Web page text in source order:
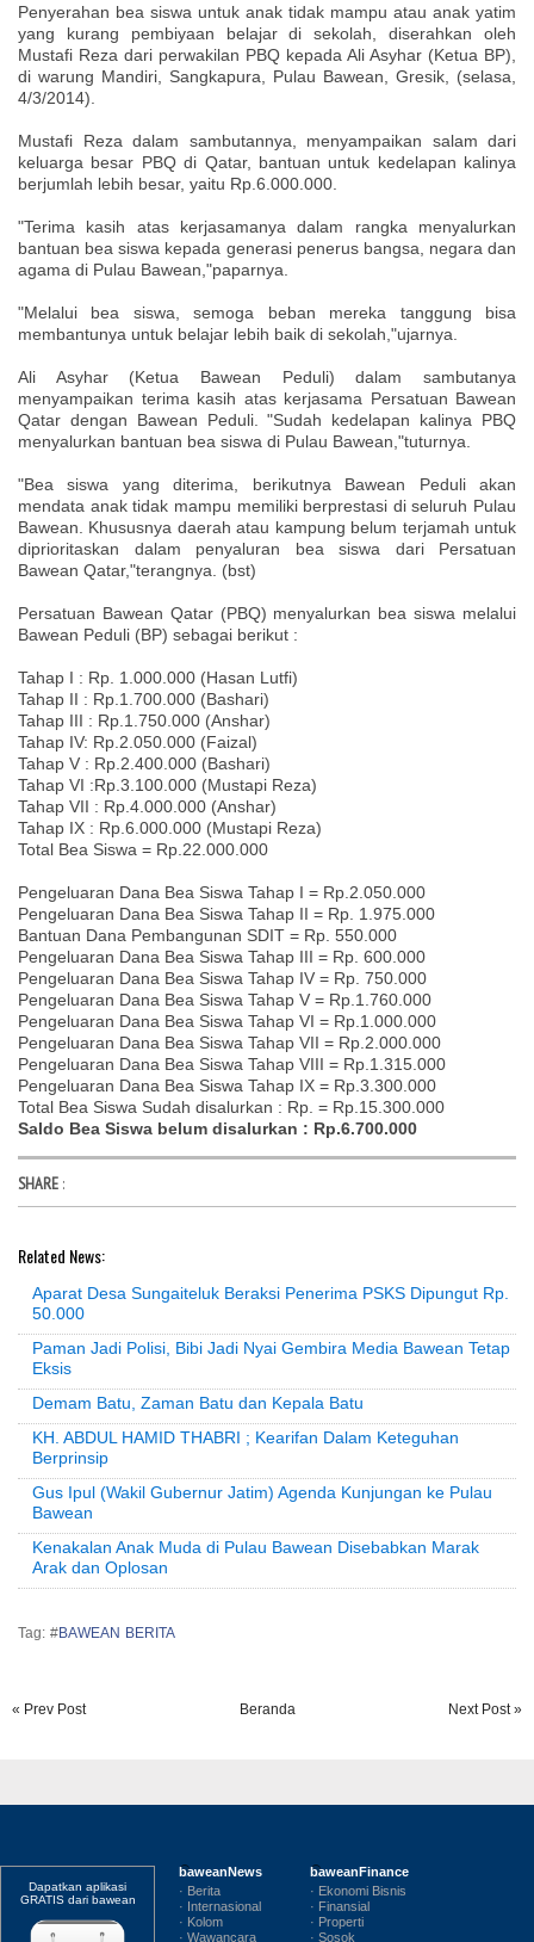
Penyerahan bea siswa untuk anak tidak mampu atau anak yatim
yang kurang pembiyaan belajar di sekolah, diserahkan oleh
Mustafi Reza dari perwakilan PBQ kepada Ali Asyhar (Ketua BP),
di warung Mandiri, Sangkapura, Pulau Bawean, Gresik, (selasa,
4/3/2014).
Mustafi Reza dalam sambutannya, menyampaikan salam dari
keluarga besar PBQ di Qatar, bantuan untuk kedelapan kalinya
berjumlah lebih besar, yaitu Rp.6.000.000.
"Terima kasih atas kerjasamanya dalam rangka menyalurkan
bantuan bea siswa kepada generasi penerus bangsa, negara dan
agama di Pulau Bawean,"paparnya.
"Melalui bea siswa, semoga beban mereka tanggung bisa
membantunya untuk belajar lebih baik di sekolah,"ujarnya.
Ali Asyhar (Ketua Bawean Peduli) dalam sambutanya
menyampaikan terima kasih atas kerjasama Persatuan Bawean
Qatar dengan Bawean Peduli. "Sudah kedelapan kalinya PBQ
menyalurkan bantuan bea siswa di Pulau Bawean,"tuturnya.
"Bea siswa yang diterima, berikutnya Bawean Peduli akan
mendata anak tidak mampu memiliki berprestasi di seluruh Pulau
Bawean. Khususnya daerah atau kampung belum terjamah untuk
diprioritaskan dalam penyaluran bea siswa dari Persatuan
Bawean Qatar,"terangnya. (bst)
Persatuan Bawean Qatar (PBQ) menyalurkan bea siswa melalui
Bawean Peduli (BP) sebagai berikut :
Tahap I : Rp. 1.000.000 (Hasan Lutfi)
Tahap II : Rp.1.700.000 (Bashari)
Tahap III : Rp.1.750.000 (Anshar)
Tahap IV: Rp.2.050.000 (Faizal)
Tahap V : Rp.2.400.000 (Bashari)
Tahap VI :Rp.3.100.000 (Mustapi Reza)
Tahap VII : Rp.4.000.000 (Anshar)
Tahap IX : Rp.6.000.000 (Mustapi Reza)
Total Bea Siswa = Rp.22.000.000
Pengeluaran Dana Bea Siswa Tahap I = Rp.2.050.000
Pengeluaran Dana Bea Siswa Tahap II = Rp. 1.975.000
Bantuan Dana Pembangunan SDIT = Rp. 550.000
Pengeluaran Dana Bea Siswa Tahap III = Rp. 600.000
Pengeluaran Dana Bea Siswa Tahap IV = Rp. 750.000
Pengeluaran Dana Bea Siswa Tahap V = Rp.1.760.000
Pengeluaran Dana Bea Siswa Tahap VI = Rp.1.000.000
Pengeluaran Dana Bea Siswa Tahap VII = Rp.2.000.000
Pengeluaran Dana Bea Siswa Tahap VIII = Rp.1.315.000
Pengeluaran Dana Bea Siswa Tahap IX = Rp.3.300.000
Total Bea Siswa Sudah disalurkan : Rp. = Rp.15.300.000
Saldo Bea Siswa belum disalurkan : Rp.6.700.000
SHARE :
Related News:
Aparat Desa Sungaiteluk Beraksi Penerima PSKS Dipungut Rp.
50.000
Paman Jadi Polisi, Bibi Jadi Nyai Gembira Media Bawean Tetap
Eksis
Demam Batu, Zaman Batu dan Kepala Batu
KH. ABDUL HAMID THABRI ; Kearifan Dalam Keteguhan
Berprinsip
Gus Ipul (Wakil Gubernur Jatim) Agenda Kunjungan ke Pulau
Bawean
Kenakalan Anak Muda di Pulau Bawean Disebabkan Marak
Arak dan Oplosan
Tag: #BAWEAN BERITA
« Prev Post Next Post »
Beranda
Dapatkan aplikasi
GRATIS dari bawean
baweanNews
· Berita
· Internasional
· Kolom
· Wawancara
baweanFinance
· Ekonomi Bisnis
· Finansial
· Properti
· Sosok